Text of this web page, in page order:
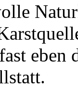
eben